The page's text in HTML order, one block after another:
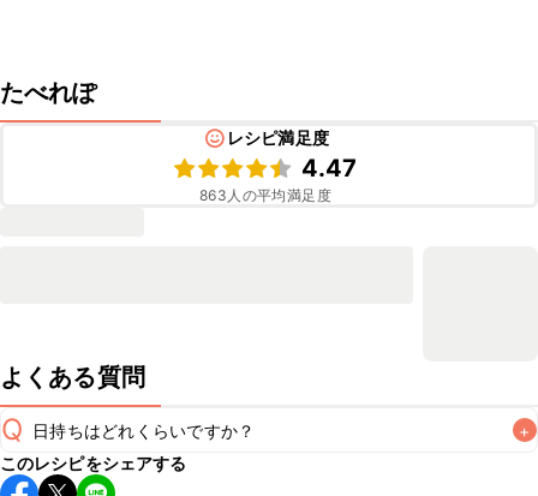
たべれぽ
レシピ満足度
4.47
863 人の平均満足度
よくある質問
Q 日持ちはどれくらいですか？ +
保存期間は冷蔵で当日中が目安です。なるべくお早めにお召
このレシピをシェアする